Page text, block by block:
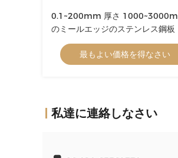
0.1~200mm 厚さ
のミールエッジのステンレス鋼板
最もよい価格を得なさい
私達に連絡しなさい